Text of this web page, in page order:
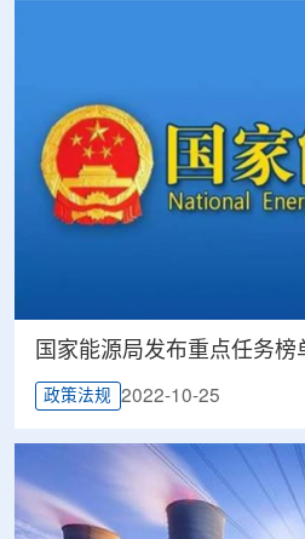
国家能源局发布重点任务榜
政策法规 2022-10-25